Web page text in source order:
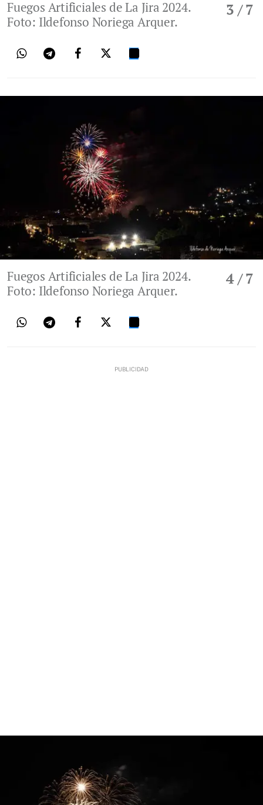
3 / 7
Fuegos Artificiales de La Jira 2024.
Foto: Ildefonso Noriega Arquer.
4/ 7
Fuegos Artificiales de La Jira 2024.
Foto: Ildefonso Noriega Arquer.